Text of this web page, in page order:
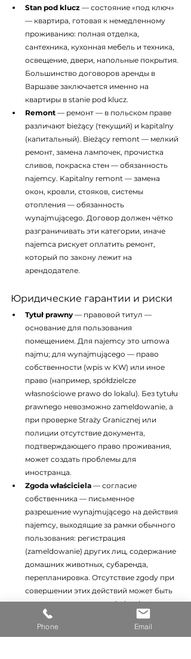
Stan pod klucz — состояние «под ключ»
— квартира, готовая к немедленному
проживанию: полная отделка,
сантехника, кухонная мебель и техника,
освещение, двери, напольные покрытия.
Большинство договоров аренды в
Варшаве заключается именно на
квартиры в stanie pod klucz.
Remont — ремонт — в польском праве
различают bieżący (текущий) и kapitalny
(капитальный). Bieżący remont — мелкий
ремонт, замена лампочек, прочистка
сливов, покраска стен — обязанность
najemcy. Kapitalny remont — замена
окон, кровли, стояков, системы
отопления — обязанность
wynajmującego. Договор должен чётко
разграничивать эти категории, иначе
najemca рискует оплатить ремонт,
который по закону лежит на
арендодателе.
Юридические гарантии и риски
Tytuł prawny — правовой титул —
основание для пользования
помещением. Для najemcy это umowa
najmu; для wynajmującego — право
собственности (wpis w KW) или иное
право (например, spółdzielcze
własnościowe prawo do lokalu). Без tytułu
prawnego невозможно zameldowanie, а
при проверке Straży Granicznej или
полиции отсутствие документа,
подтверждающего право проживания,
может создать проблемы для
иностранца.
Zgoda właściciela — согласие
собственника — письменное
разрешение wynajmującego на действия
najemcy, выходящие за рамки обычного
пользования: регистрация
(zameldowanie) других лиц, содержание
домашних животных, субаренда,
перепланировка. Отсутствие zgody при
совершении этих действий может быть
основанием для wypowiedzenia
договора — даже если сам договор
прямо это не запрещает.
Phone Email